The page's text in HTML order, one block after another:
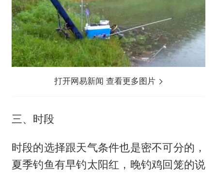
打开网易新闻 查看更多图片
三、时段
时段的选择跟天气条件也是密不可分的，
夏季钓鱼有早钓太阳红，晚钓鸡回笼的说